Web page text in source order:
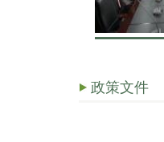
政策文件